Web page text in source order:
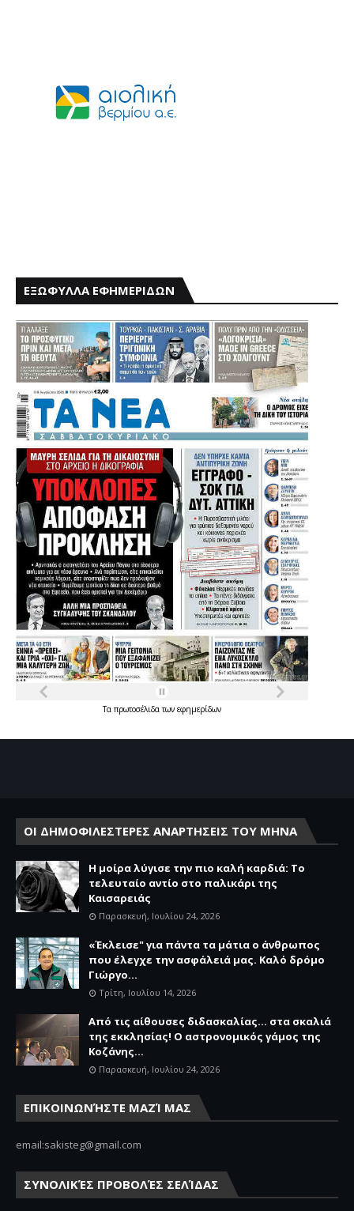
ΕΞΩΦΥΛΛΑ ΕΦΗΜΕΡΙΔΩΝ
Τα πρωτοσέλιδατων εφημερίδων
ΟΙ ΔΗΜΟΦΙΛΕΣΤΕΡΕΣ ΑΝΑΡΤΗΣΕΙΣ ΤΟΥ ΜΗΝΑ
Η μοίρα λύγισε την πιο καλή καρδιά: Το
τελευταίο αντίο στο παλικάρι της
Καισαρειάς
Παρασκευή, Ιουλίου 24, 2026
«Έκλεισε" για πάντα τα μάτια ο άνθρωπος
που έλεγχε την ασφάλειά μας. Καλό δρόμο
Γιώργο...
Τρίτη, Ιουλίου 14, 2026
Από τις αίθουσες διδασκαλίας… στα σκαλιά
της εκκλησίας! Ο αστρονομικός γάμος της
Κοζάνης...
Παρασκευή, Ιουλίου 24, 2026
ΕΠΙΚΟΙΝΩΝΉΣΤΕ ΜΑΖΊ ΜΑΣ
email:sakisteg@gmail.com
ΣΥΝΟΛΙΚΈΣ ΠΡΟΒΟΛΈΣ ΣΕΛΊΔΑΣ